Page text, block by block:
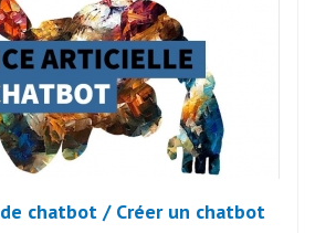
chatbot / Créer un chatbot